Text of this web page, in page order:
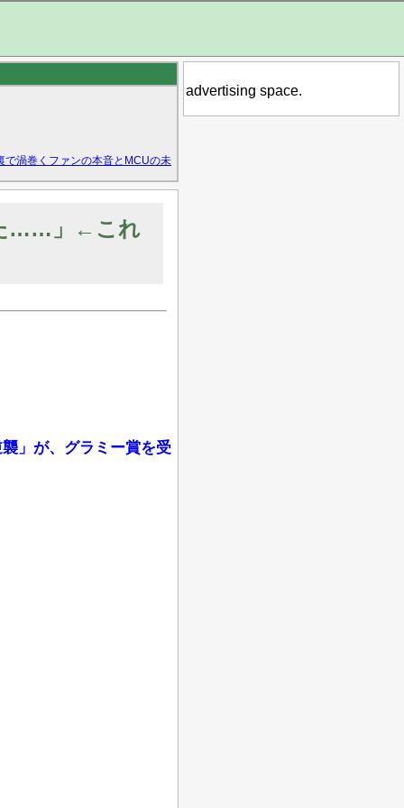
で渦巻くファンの本音とMCUの未
た……」←これ
」が、グラミー賞を受
advertising space.